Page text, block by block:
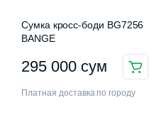
Сумка кросс-боди BG7256
BANGE
295 000 сум
Платная доставка по городу